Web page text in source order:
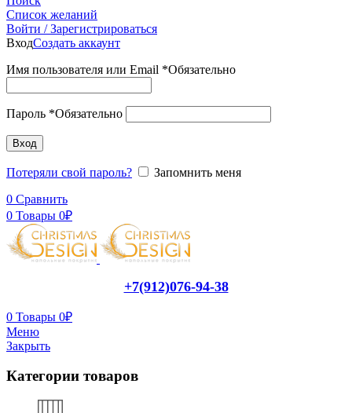
Список желаний
Войти / Зарегистрироваться
ВходСоздать аккаунт
Имя пользователя или Email *Обязательно
Пароль *Обязательно
Вход
Потеряли свой пароль?
Запомнить меня
0 Сравнить
0 Товары 0₽
+7(912)076-94-38
0 Товары 0₽
Меню
Закрыть
Категории товаров